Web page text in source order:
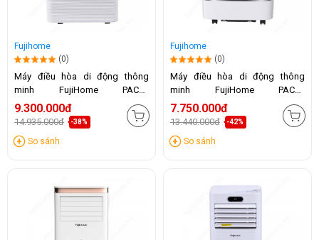
Fujihome
(0)
Máy điều hòa di động thông
minh FujiHome PAC14
(14.000BTU)
9.300.000đ
14.935.000đ -38%
So sánh
Fujihome
(0)
Máy điều hòa di động thông
minh FujiHome PAC12
(12.000BTU)
7.750.000đ
13.440.000đ -42%
So sánh